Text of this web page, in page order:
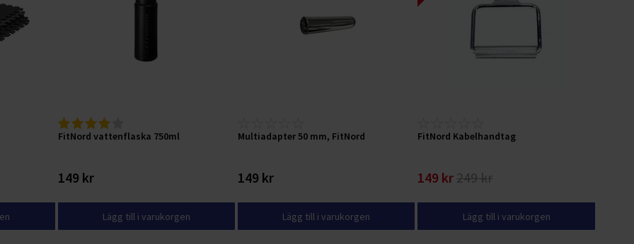
FitNord vattenflaska 750ml
149 kr
Lägg till i varukorgen
Multiadapter 50 mm, FitNord
149 kr
Lägg till i varukorgen
FitNord Kabelhandtag
149 kr 249 kr
Lägg till i varukorgen